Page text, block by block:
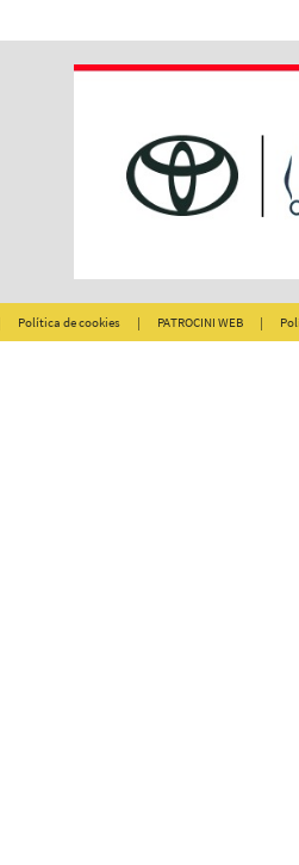
Política de cookies | PATROCINI WEB |